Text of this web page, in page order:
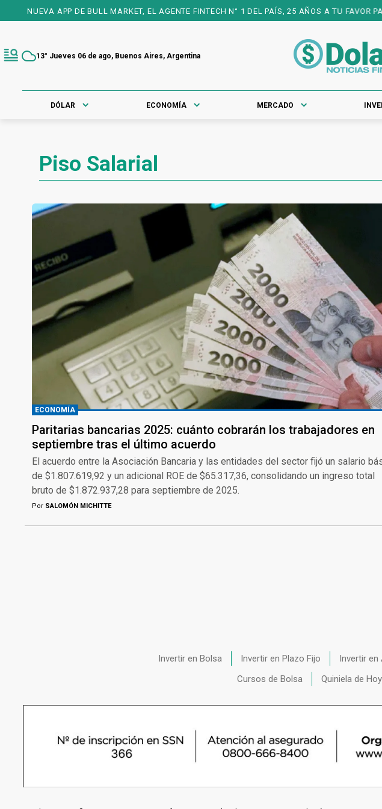
NUEVA APP DE BULL MARKET, EL AGENTE FINTECH N° 1 DEL PAÍS, 25 AÑOS A TU FAVOR PARA
13° Jueves 06 de ago, Buenos Aires, Argentina
DÓLAR ECONOMÍA MERCADO
Piso Salarial
ECONOMÍA
Paritarias bancarias 2025: cuánto cobrarán los trabajadores en
septiembre tras el último acuerdo
El acuerdo entre la Asociación Bancaria y las entidades del sector fijó un salario
de $1.807.619,92 y un adicional ROE de $65.317,36, consolidando un ingreso total
bruto de $1.872.937,28 para septiembre de 2025.
Por SALOMÓN MICHITTE
Invertir en Bolsa Invertir en Plazo Fijo Invertir en
Cursos de Bolsa
Quiniela de Hoy